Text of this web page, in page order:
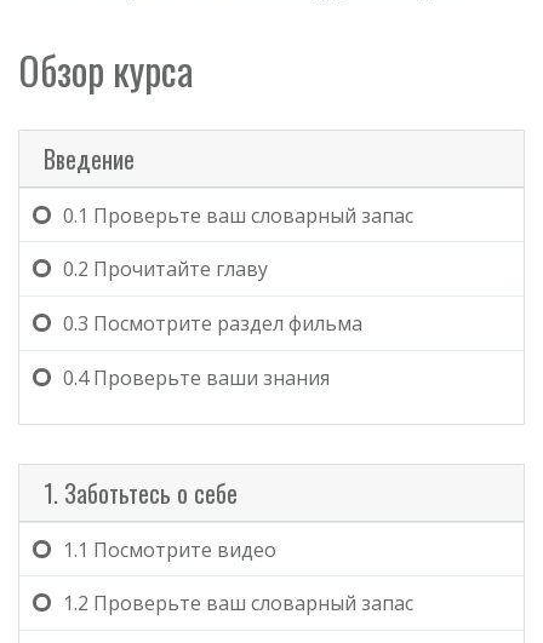
Обзор курса
Введение
0.1 Проверьте ваш словарный запас
0.2 Прочитайте главу
0.3 Посмотрите раздел фильма
0.4Проверьте ваши знания
1. Заботьтесь о себе
1.1 Посмотрите видео
1.2 Проверьте ваш словарный запас